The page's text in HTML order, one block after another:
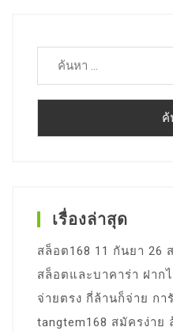
ค้นหา
สำหรับ:
เรื่องล่าสุด
สล็อต168 11 กันยา 26
สล็อตและบาคาร่า ฝาก
จ่ายตรง กี่ล้านก็จ่าย ก
tangtem168 สมัครง่าย